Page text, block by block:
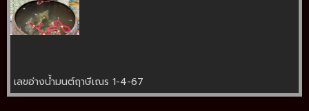
เลขอ่างน้ำมนต์ฤาษีเณร 1-4-67